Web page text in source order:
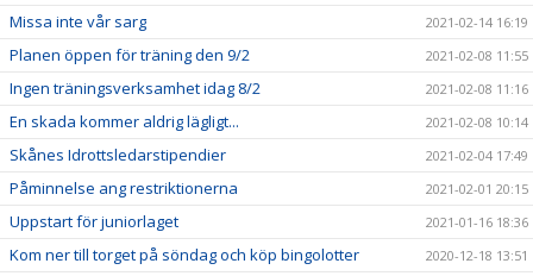
Missa inte vår sarg 2021-02-14 16:19
Planen öppen för träning den 9/2 2021-02-08 11:55
Ingen träningsverksamhet idag 8/2 2021-02-08 11:16
En skada kommer aldrig lägligt... 2021-02-08 10:14
Skånes Idrottsledarstipendier 2021-02-04 17:49
Påminnelse ang restriktionerna 2021-02-01 20:15
Uppstart för juniorlaget 2021-01-16 18:36
Kom ner till torget på söndag och köp bingolotter 2020-12-18 13:51